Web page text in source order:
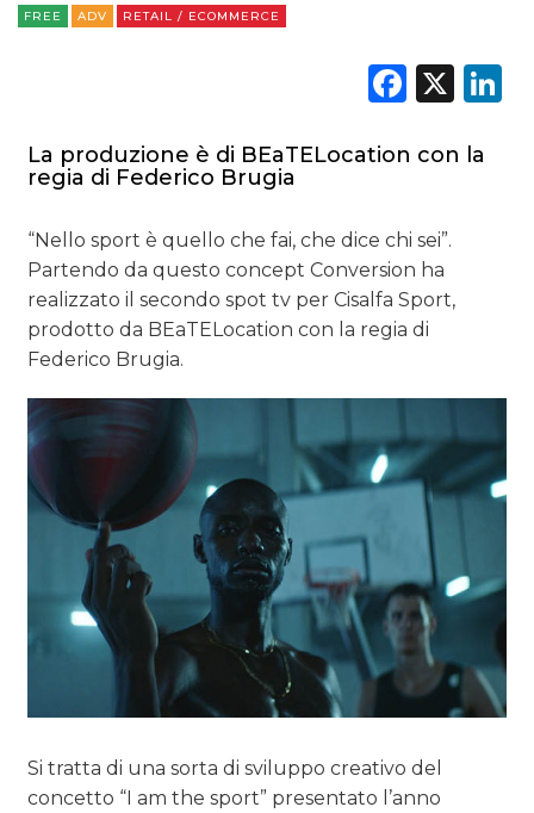
FREE ADV RETAIL / ECOMMERCE
X
La produzione è di BEaTELocation con la
regia di Federico Brugia
“Nello sport è quello che fai, che dice chi sei”.
Partendo da questo concept Conversion ha
realizzato il secondo spot tv per Cisalfa Sport,
prodotto da BEaTELocation con la regia di
Federico Brugia.
Si tratta di una sorta di sviluppo creativo del
concetto “I am the sport” presentato l’anno